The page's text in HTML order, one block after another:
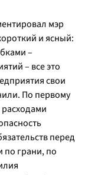
мэр
и ясный:
–
– все это
свои
По первому
перед
грани, по